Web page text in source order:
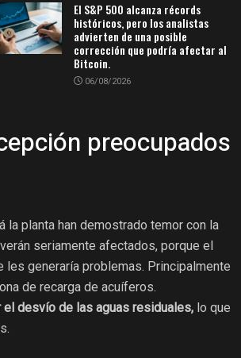
El S&P 500 alcanza récords
históricos, pero los analistas
advierten de una posible
corrección que podría afectar al
Bitcoin.
06/08/2026
preocupados
planta han demostrado temor con la
seriamente afectados, porque el
les generaría problemas. Principalmente
de recarga de acuíferos.
el desvío de las aguas residuales, lo que